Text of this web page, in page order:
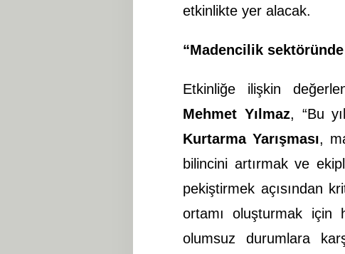
etkinlikte yer alacak.
“Madencilik
Etkinliğe ilişkin
Mehmet Yılmaz, “Bu
Kurtarma Yarışması,
bilincini artırmak ve
pekiştirmek açısından
ortamı oluşturmak için
olumsuz durumlara